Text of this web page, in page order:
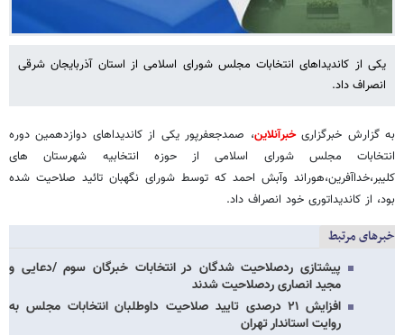
یکی از کاندیداهای انتخابات مجلس شورای اسلامی از استان آذربایجان شرقی
انصراف داد.
به گزارش خبرگزاریخبرآنلاین، صمدجعفرپور یکی از کاندیداهای دوازدهمین دوره
انتخابات مجلس شورای اسلامی از حوزه انتخابیه شهرستان های
کلیبر،خداآفرین،هوراند وآبش احمد که توسط شورای نگهبان تائید صلاحیت شده
بود، از کاندیداتوری خود انصراف داد.
خبرهای مرتبط
پیشتازی ردصلاحیت شدگان در انتخابات خبرگان سوم /دعایی و
مجید انصاری ردصلاحیت شدند
افزایش ۲۱ درصدی تایید صلاحیت داوطلبان انتخابات مجلس به
روایت استاندار تهران